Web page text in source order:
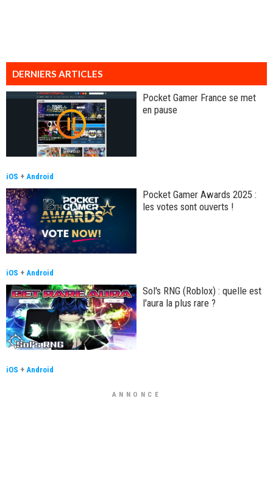
DERNIERS ARTICLES
Pocket Gamer France se met
en pause
iOS + Android
Pocket Gamer Awards 2025 :
les votes sont ouverts !
iOS + Android
Sol's RNG (Roblox) : quelle est
l'aura la plus rare ?
iOS + Android
ANNONCE